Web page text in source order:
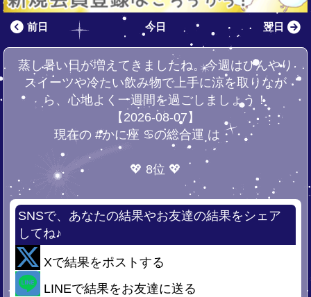
前日 今日 翌日
蒸し暑い日が増えてきましたね。今週はひんやり
スイーツや冷たい飲み物で上手に涼を取りなが
ら、心地よく一週間を過ごしましょう！
【2026-08-07】
現在の #かに座 ♋の総合運 は・・・
💖 8位 💖
SNSで、あなたの結果やお友達の結果をシェア
してね♪
Xで結果をポストする
LINEで結果をお友達に送る